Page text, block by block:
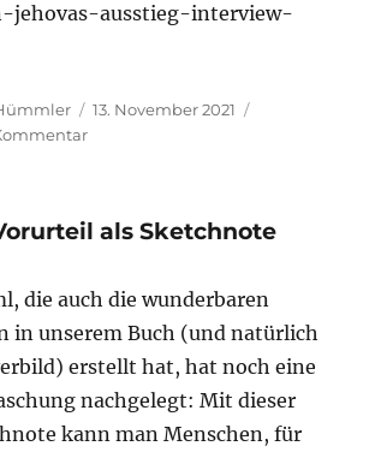
jehovas-ausstieg-interview-
Veröffentlicht
13. November 2021
zu
die
Aussteigers
bei
den
Jehovas
als Sketchnote
die auch die wunderbaren
in unserem Buch (und natürlich
erstellt hat, hat noch eine
nachgelegt: Mit dieser
kann man Menschen, für